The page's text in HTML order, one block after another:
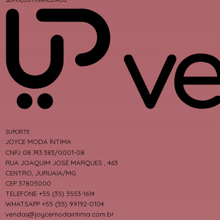
SUPORTE
JOYCE MODA ÍNTIMA
CNPJ 08.743.383/0001-08
RUA JOAQUIM JOSÉ MARQUES , 463
CENTRO, JURUAIA/MG
CEP 37805000
TELEFONE +55 (35) 3553-1614
WHATSAPP +55 (35) 99192-0104
vendas@joycemodaintima.com.br